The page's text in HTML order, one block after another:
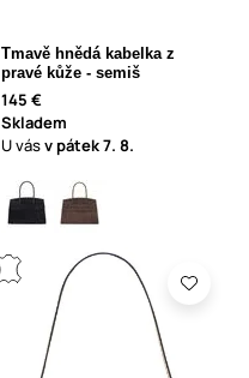
Tmavě hnědá kabelka z
pravé kůže - semiš
145 €
Skladem
U vásv pátek7. 8.